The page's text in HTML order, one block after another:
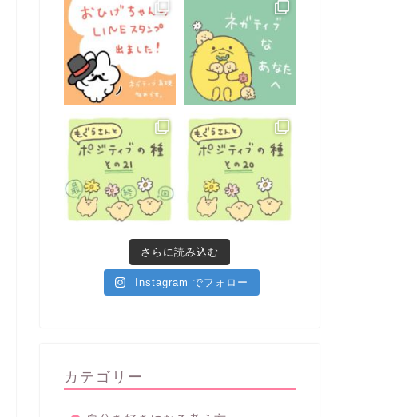
さらに読み込む
Instagram でフォロー
カテゴリー